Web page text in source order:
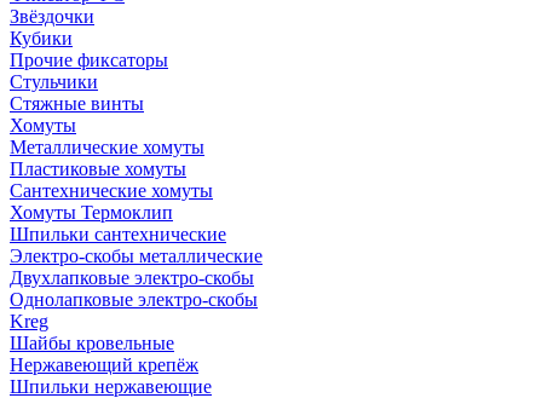
Звёздочки
Кубики
Прочие фиксаторы
Стульчики
Стяжные винты
Хомуты
Металлические хомуты
Пластиковые хомуты
Сантехнические хомуты
Хомуты Термоклип
Шпильки сантехнические
Электро-скобы металлические
Двухлапковые электро-скобы
Однолапковые электро-скобы
Kreg
Шайбы кровельные
Нержавеющий крепёж
Шпильки нержавеющие